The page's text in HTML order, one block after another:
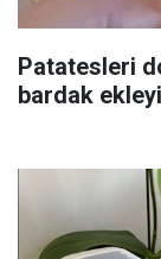
Patatesleri
bardak